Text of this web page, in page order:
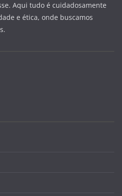
Aqui tudo é cuidadosamente
e ética, onde buscamos